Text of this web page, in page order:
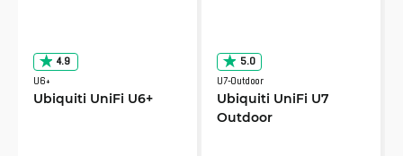
4.9
U6+
Ubiquiti UniFi U6+
5.0
U7-Outdoor
Ubiquiti UniFi U7
Outdoor